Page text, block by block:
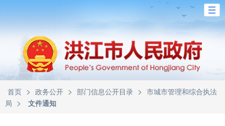
首页 > 政务公开 > 部门信息公开目录 > 市城市管理和综合执法
局 > 文件通知